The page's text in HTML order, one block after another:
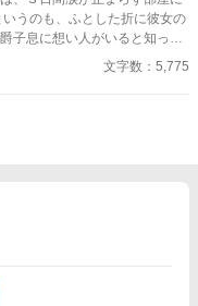
のも、ふとした折に彼女の
子息に想い人がいると知って
同作者ほぼ同タイトルで投稿
文字数：5,775